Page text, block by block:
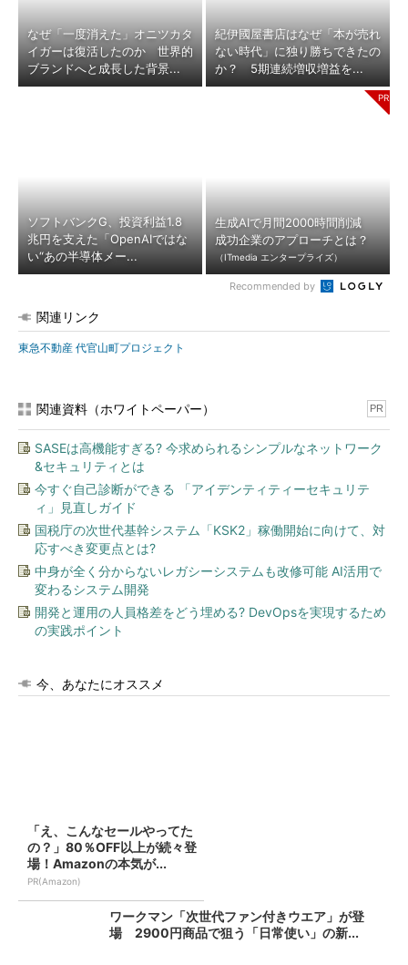
なぜ「一度消えた」オニツカタ
イガーは復活したのか 世界的
ブランドへと成長した背景...
紀伊國屋書店はなぜ「本が売れ
ない時代」に独り勝ちできたの
か？ 5期連続増収増益を...
ソフトバンクG、投資利益1.8
兆円を支えた「OpenAIではな
い“あの半導体メー...
生成AIで月間2000時間削減
成功企業のアプローチとは？
（ITmedia エンタープライズ）
Recommended by
関連リンク
東急不動産 代官山町プロジェクト
関連資料（ホワイトペーパー） PR
SASEは高機能すぎる? 今求められるシンプルなネットワーク
&セキュリティとは
今すぐ自己診断ができる 「アイデンティティーセキュリテ
ィ」見直しガイド
国税庁の次世代基幹システム「KSK2」稼働開始に向けて、対
応すべき変更点とは?
中身が全く分からないレガシーシステムも改修可能 AI活用で
変わるシステム開発
開発と運用の人員格差をどう埋める? DevOpsを実現するため
の実践ポイント
今、あなたにオススメ
「え、こんなセールやってた
の？」80％OFF以上が続々登
場！Amazonの本気が...
PR(Amazon)
ワークマン「次世代ファン付きウエア」が登
場 2900円商品で狙う「日常使い」の新...